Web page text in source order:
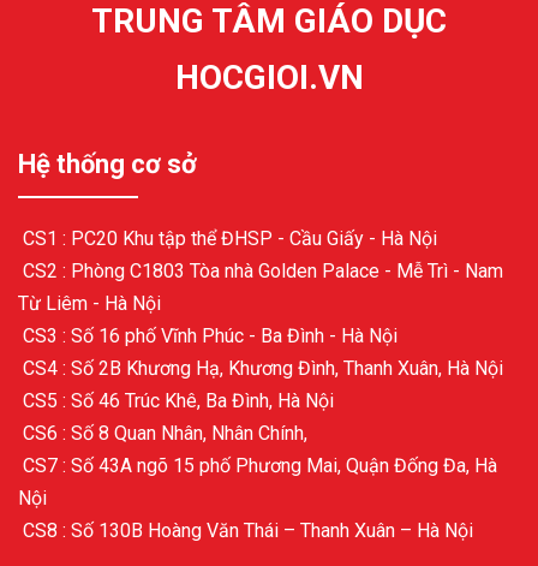
TRUNG TÂM GIÁO DỤC
HOCGIOI.VN
Hệ thống cơ sở
CS1 : PC20 Khu tập thể ĐHSP - Cầu Giấy - Hà Nội
CS2 : Phòng C1803 Tòa nhà Golden Palace - Mễ Trì - Nam
Từ Liêm - Hà Nội
CS3 : Số 16 phố Vĩnh Phúc - Ba Đình - Hà Nội
CS4 : Số 2B Khương Hạ, Khương Đình, Thanh Xuân, Hà Nội
CS5 : Số 46 Trúc Khê, Ba Đình, Hà Nội
CS6 : Số 8 Quan Nhân, Nhân Chính,
CS7 : Số 43A ngõ 15 phố Phương Mai, Quận Đống Đa, Hà
Nội
CS8 : Số 130B Hoàng Văn Thái – Thanh Xuân – Hà Nội